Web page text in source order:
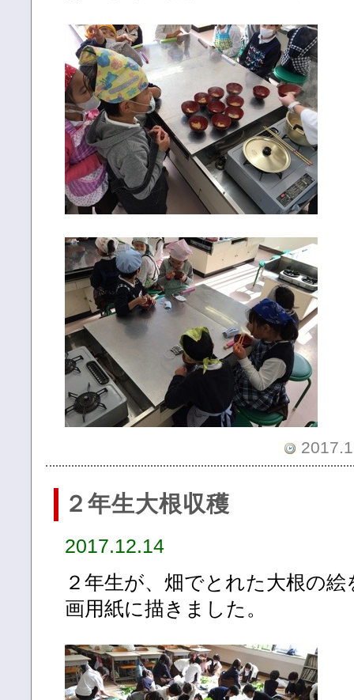
２年生大根収穫
2017.12.14
２年生が、畑でとれた大根の絵
画用紙に描きました。